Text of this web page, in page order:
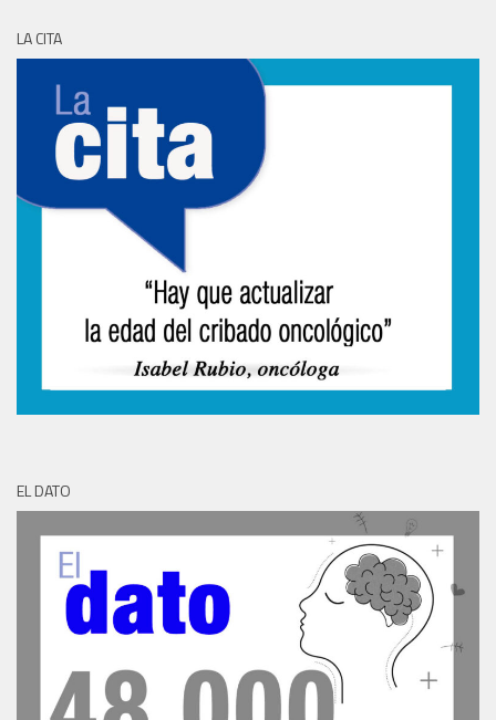
LA CITA
EL DATO